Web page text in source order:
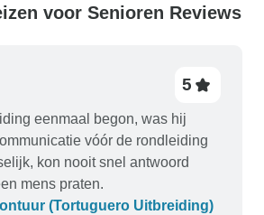
voor Senioren Reviews
5
eenmaal begon, was hij
vóór de rondleiding
kon nooit snel antwoord
mens praten.
(Tortuguero Uitbreiding)